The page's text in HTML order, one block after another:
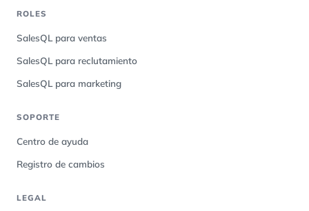
ROLES
SalesQL para ventas
SalesQL para reclutamiento
SalesQL para marketing
SOPORTE
Centro de ayuda
Registro de cambios
LEGAL